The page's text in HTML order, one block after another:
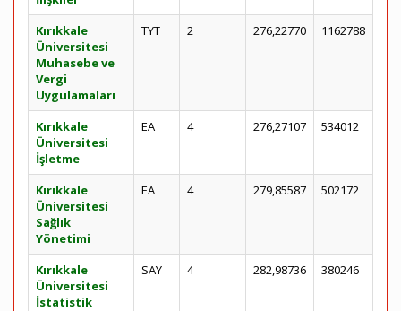
Kırıkkale
Üniversitesi
Muhasebe ve
Vergi
Uygulamaları
TYT 2 276,22770 1162788
Kırıkkale
Üniversitesi
İşletme
EA 4 276,27107 534012
Kırıkkale
Üniversitesi
Sağlık
Yönetimi
EA 4 279,85587 502172
Kırıkkale
Üniversitesi
İstatistik
SAY 4 282,98736 380246